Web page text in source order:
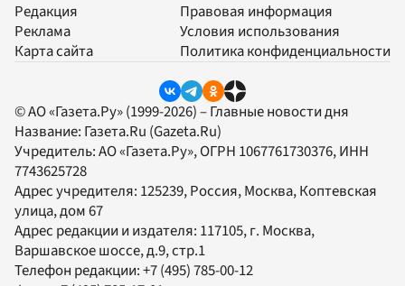
Редакция
Реклама
Карта сайта
Правовая информация
Условия использования
Политика конфиденциальности
© АО «Газета.Ру» (1999-2026) – Главные новости дня
Название: Газета.Ru (Gazeta.Ru)
Учредитель:АО «Газета.Ру», ОГРН 1067761730376, ИНН
7743625728
Адрес учредителя: 125239, Россия, Москва, Коптевская
улица, дом 67
Адрес редакции и издателя: 117105, г. Москва,
Варшавское шоссе, д.9, стр.1
Телефон редакции:+7 (495) 785-00-12